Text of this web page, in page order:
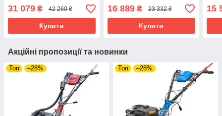
охолодженням та
потужністю 6 к.с.
31 079 ₴ 42 260 ₴
Купити
охолодженням і
потужністю 7 л . с.
16 889₴ 23 332 ₴
Купити
15
Акційні пропозиції та новинки
Топ –28% Топ –28%